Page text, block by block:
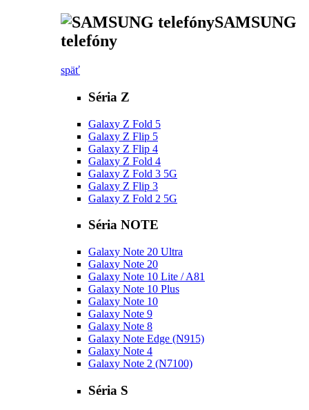
SAMSUNG
telefóny
späť
Séria Z
Galaxy Z Fold 5
Galaxy Z Flip 5
Galaxy Z Flip 4
Galaxy Z Fold 4
Galaxy Z Fold 3 5G
Galaxy Z Flip 3
Galaxy Z Fold 2 5G
Séria NOTE
Galaxy Note 20 Ultra
Galaxy Note 20
Galaxy Note 10 Lite / A81
Galaxy Note 10 Plus
Galaxy Note 10
Galaxy Note 9
Galaxy Note 8
Galaxy Note Edge (N915)
Galaxy Note 4
Galaxy Note 2 (N7100)
Séria S